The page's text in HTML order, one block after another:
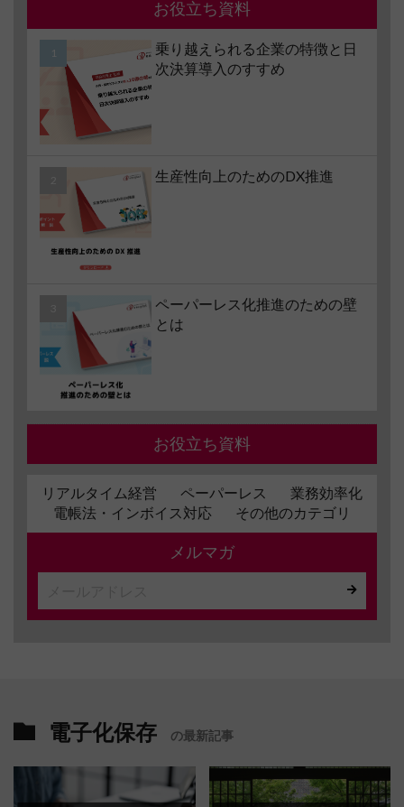
お役立ち資料
乗り越えられる企業の特徴と日
次決算導入のすすめ
生産性向上のためのDX推進
ペーパーレス化推進のための壁
とは
お役立ち資料
リアルタイム経営 ペーパーレス
業務効率化
電帳法・インボイス対応
その他のカテゴリ
メルマガ
電子化保存 の最新記事